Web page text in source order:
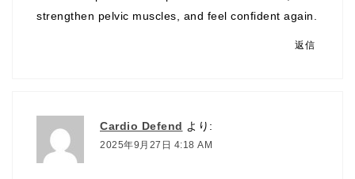
strengthen pelvic muscles, and feel confident again.
返信
Cardio Defend より:
2025年9月27日 4:18 AM